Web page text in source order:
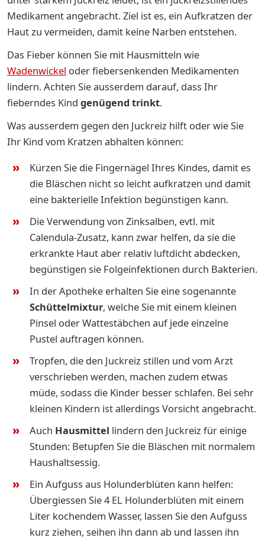
Medikament angebracht. Ziel ist es, ein Aufkratzen der
Haut zu vermeiden, damit keine Narben entstehen.
Das Fieber können Sie mit Hausmitteln wie
Wadenwickel oder fiebersenkenden Medikamenten
lindern. Achten Sie ausserdem darauf, dass Ihr
fieberndes Kind genügend trinkt.
Was ausserdem gegen den Juckreiz hilft oder wie Sie
Ihr Kind vom Kratzen abhalten können:
Kürzen Sie die Fingernägel Ihres Kindes, damit es
die Bläschen nicht so leicht aufkratzen und damit
eine bakterielle Infektion begünstigen kann.
Die Verwendung von Zinksalben, evtl. mit
Calendula-Zusatz, kann zwar helfen, da sie die
erkrankte Haut aber relativ luftdicht abdecken,
begünstigen sie Folgeinfektionen durch Bakterien.
In der Apotheke erhalten Sie eine sogenannte
Schüttelmixtur, welche Sie mit einem kleinen
Pinsel oder Wattestäbchen auf jede einzelne
Pustel auftragen können.
Tropfen, die den Juckreiz stillen und vom Arzt
verschrieben werden, machen zudem etwas
müde, sodass die Kinder besser schlafen. Bei sehr
kleinen Kindern ist allerdings Vorsicht angebracht.
Auch Hausmittel lindern den Juckreiz für einige
Stunden: Betupfen Sie die Bläschen mit normalem
Haushaltsessig.
Ein Aufguss aus Holunderblüten kann helfen:
Übergiessen Sie 4 EL Holunderblüten mit einem
Liter kochendem Wasser, lassen Sie den Aufguss
kurz ziehen, seihen ihn dann ab und lassen ihn